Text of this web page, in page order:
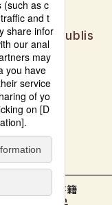
電子書籍
publis